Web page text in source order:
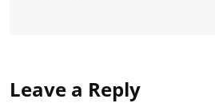
Leave a Reply